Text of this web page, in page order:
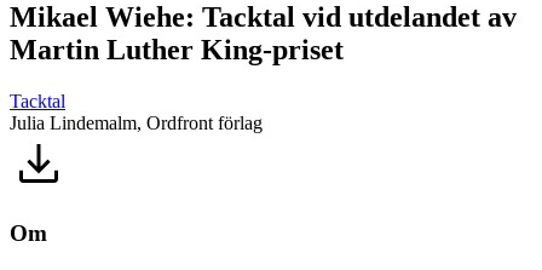
Mikael Wiehe: Tacktal vid utdelandet av
Martin Luther King-priset
Tacktal
Julia Lindemalm, Ordfront förlag
Om